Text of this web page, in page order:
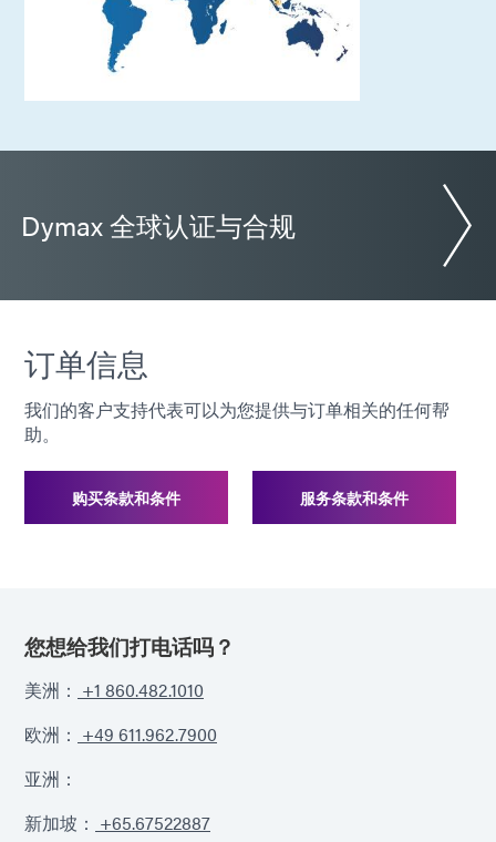
Dymax 全球认证与合规
订单信息
我们的客户支持代表可以为您提供与订单相关的任何帮
助。
购买条款和条件 服务条款和条件
您想给我们打电话吗？
美洲： +1 860.482.1010
欧洲： +49 611.962.7900
亚洲：
新加坡： +65.67522887